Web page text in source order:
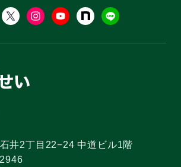
井2丁目22−24 中道ビル1階
2946